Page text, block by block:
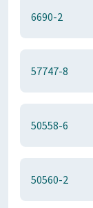
6690-2
57747-8
50558-6
50560-2